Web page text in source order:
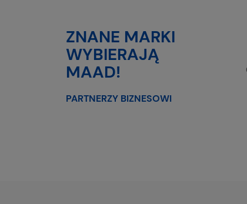
ZNANE MARKI
WYBIERAJĄ
MAAD!
PARTNERZY BIZNESOWI